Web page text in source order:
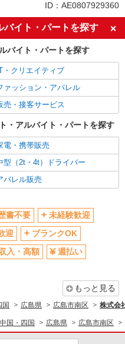
ID：AE0807929360
バイト・パートを探す
バイト・パートを探す
・クリエイティブ
ァッション・アパレル
売・接客サービス
・アルバイト・パートを探す
電・携帯販売
型（2t・4t）ドライバー
パレル販売
書不要
未経験歓迎
迎
ブランクOK
入・高額
週払い
もっと見る
国 広島県 広島市南区 株式会
中国・四国 広島県 広島市南区